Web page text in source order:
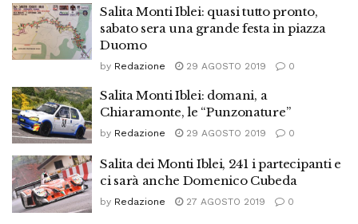
Salita Monti Iblei: quasi tutto pronto,
sabato sera una grande festa in piazza
Duomo
by Redazione 29 AGOSTO 2019 0
Salita Monti Iblei: domani, a
Chiaramonte, le “Punzonature”
by Redazione 29 AGOSTO 2019 0
Salita dei Monti Iblei, 241 i partecipanti e
ci sarà anche Domenico Cubeda
by Redazione 27 AGOSTO 2019 0